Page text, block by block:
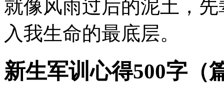
就像风雨过后的泥土，
入我生命的最底层。
新生军训心得500字（